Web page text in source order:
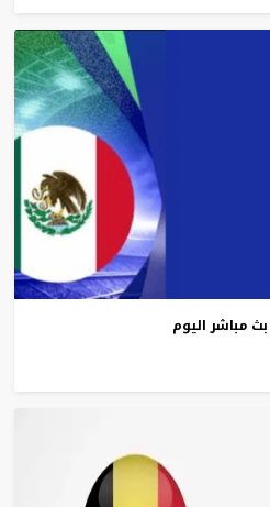
بث مباشر اليوم